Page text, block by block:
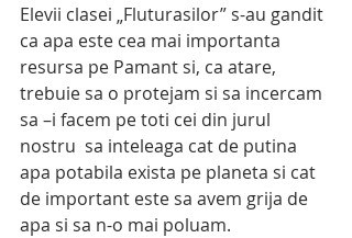
Elevii clasei „Fluturasilor” s-au gandit
ca apa este cea mai importanta
resursa pe Pamant si, ca atare,
trebuie sa o protejam si sa incercam
sa –i facem pe toti cei din jurul
nostru  sa inteleaga cat de putina
apa potabila exista pe planeta si cat
de important este sa avem grija de
apa si sa n-o mai poluam.